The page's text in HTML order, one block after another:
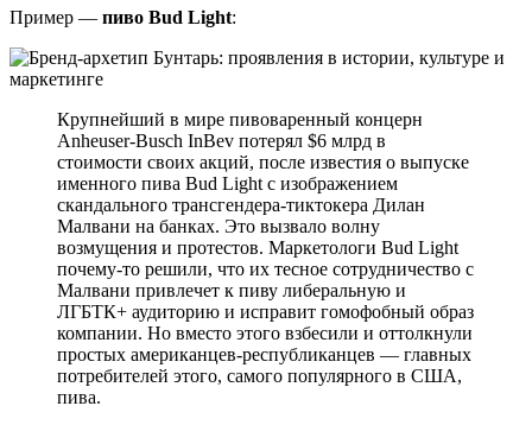
Пример — пиво Bud Light:
Крупнейший в мире пивоваренный концерн
Anheuser-Busch InBev потерял $6 млрд в
стоимости своих акций, после известия о выпуске
именного пива Bud Light с изображением
скандального трансгендера-тиктокера Дилан
Малвани на банках. Это вызвало волну
возмущения и протестов. Маркетологи Bud Light
почему-то решили, что их тесное сотрудничество с
Малвани привлечет к пиву либеральную и
ЛГБТК+ аудиторию и исправит гомофобный образ
компании. Но вместо этого взбесили и оттолкнули
простых американцев-республиканцев — главных
потребителей этого, самого популярного в США,
пива.